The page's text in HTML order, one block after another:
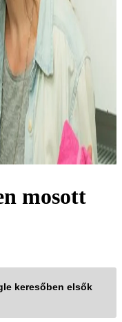
mosott
keresőben elsők